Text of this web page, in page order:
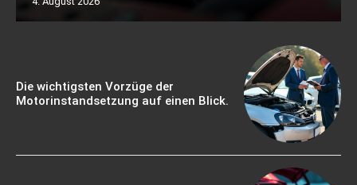
Die wichtigsten Vorzüge der
Motorinstandsetzung auf einen Blick.